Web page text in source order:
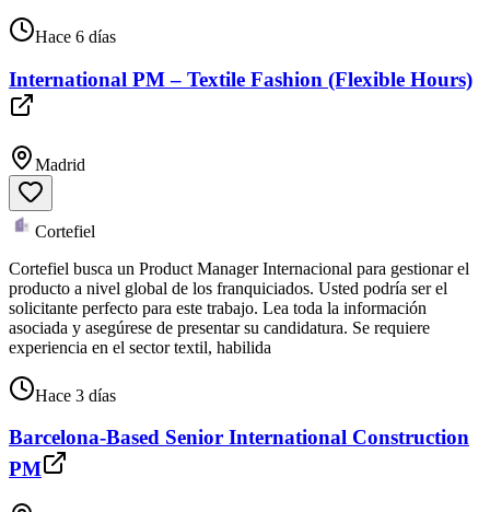
Hace 6 días
International PM – Textile Fashion (Flexible Hours)
Madrid
Cortefiel
Cortefiel busca un Product Manager Internacional para gestionar el
producto a nivel global de los franquiciados. Usted podría ser el
solicitante perfecto para este trabajo. Lea toda la información
asociada y asegúrese de presentar su candidatura. Se requiere
experiencia en el sector textil, habilida
Hace 3 días
Barcelona-Based Senior International Construction
PM